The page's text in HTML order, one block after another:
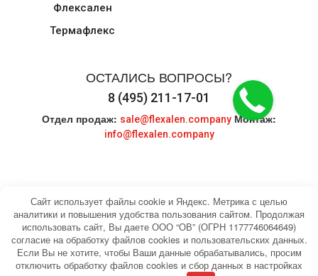
Флексален
Термафлекс
ОСТАЛИСЬ ВОПРОСЫ?
8 (495) 211-17-01
Отдел продаж: sale@flexalen.company Монтаж:
info@flexalen.company
Карта сайта© 2004-2026 HEATING WATER. Все права
защищены.
Сайт использует файлы cookie и Яндекс. Метрика с целью
аналитики и повышения удобства пользования сайтом. Продолжая
использовать сайт, Вы даете ООО “ОВ” (ОГРН 1177746064649)
согласие на обработку файлов cookies и пользовательских данных.
Если Вы не хотите, чтобы Ваши данные обрабатывались, просим
отключить обработку файлов cookies и сбор данных в настройках